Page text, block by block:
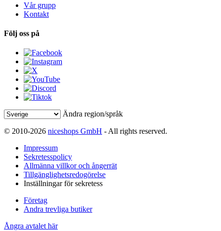
Vår grupp
Kontakt
Följ oss på
Ändra region/språk
© 2010-2026 niceshops GmbH - All rights reserved.
Impressum
Sekretesspolicy
Allmänna villkor och ångerrät
Tillgänglighetsredogörelse
Inställningar för sekretess
Företag
Andra trevliga butiker
Ångra avtalet här